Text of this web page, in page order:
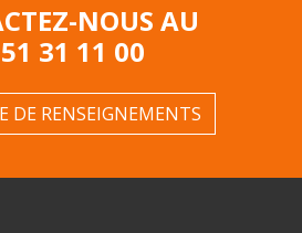
NOUS AU
31 11 00
DE RENSEIGNEMENTS